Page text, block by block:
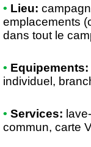
• Lieu:
emplacements
dans tout le
• Equipements:
individuel,
• Services:
commun, carte